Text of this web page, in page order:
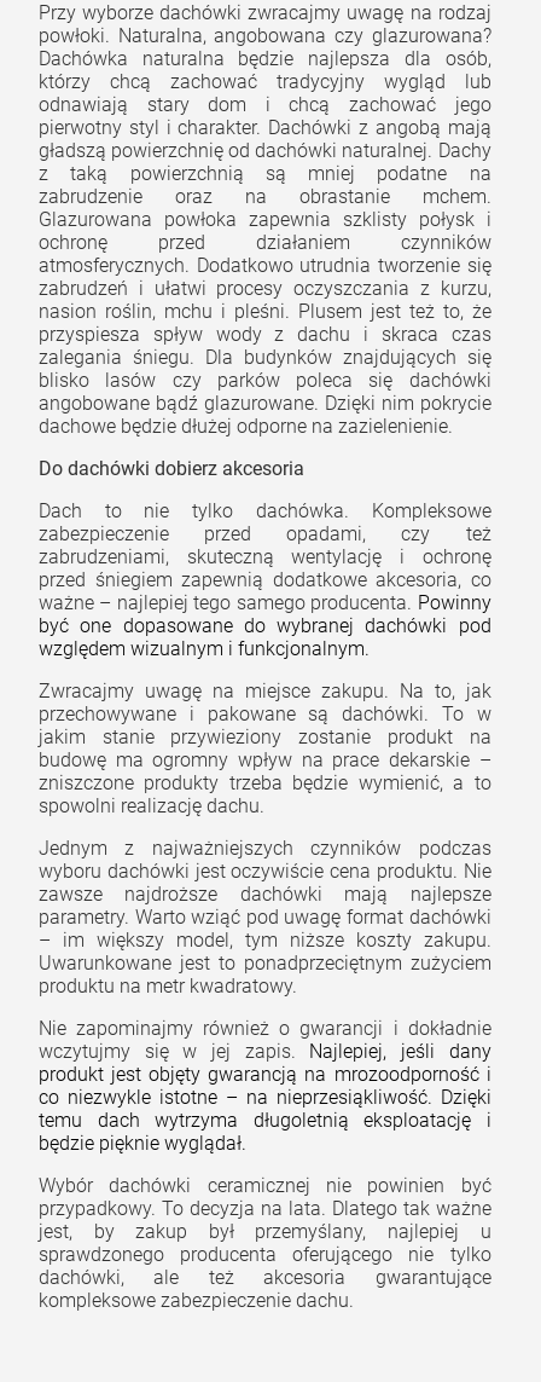
Przy wyborze dachówki zwracajmy uwagę na rodzaj
powłoki. Naturalna, angobowana czy glazurowana?
Dachówka naturalna będzie najlepsza dla osób,
którzy chcą zachować tradycyjny wygląd lub
odnawiają stary dom i chcą zachować jego
pierwotny styl i charakter. Dachówki z angobą mają
gładszą powierzchnię od dachówki naturalnej. Dachy
z taką powierzchnią są mniej podatne na
zabrudzenie oraz na obrastanie mchem.
Glazurowana powłoka zapewnia szklisty połysk i
ochronę przed działaniem czynników
atmosferycznych. Dodatkowo utrudnia tworzenie się
zabrudzeń i ułatwi procesy oczyszczania z kurzu,
nasion roślin, mchu i pleśni. Plusem jest też to, że
przyspiesza spływ wody z dachu i skraca czas
zalegania śniegu. Dla budynków znajdujących się
blisko lasów czy parków poleca się dachówki
angobowane bądź glazurowane. Dzięki nim pokrycie
dachowe będzie dłużej odporne na zazielenienie.
Do dachówki dobierz akcesoria
Dach to nie tylko dachówka. Kompleksowe
zabezpieczenie przed opadami, czy też
zabrudzeniami, skuteczną wentylację i ochronę
przed śniegiem zapewnią dodatkowe akcesoria, co
ważne – najlepiej tego samego producenta. Powinny
być one dopasowane do wybranej dachówki pod
względem wizualnym i funkcjonalnym.
Zwracajmy uwagę na miejsce zakupu. Na to, jak
przechowywane i pakowane są dachówki. To w
jakim stanie przywieziony zostanie produkt na
budowę ma ogromny wpływ na prace dekarskie –
zniszczone produkty trzeba będzie wymienić, a to
spowolni realizację dachu.
Jednym z najważniejszych czynników podczas
wyboru dachówki jest oczywiście cena produktu. Nie
zawsze najdroższe dachówki mają najlepsze
parametry. Warto wziąć pod uwagę format dachówki
– im większy model, tym niższe koszty zakupu.
Uwarunkowane jest to ponadprzeciętnym zużyciem
produktu na metr kwadratowy.
Nie zapominajmy również o gwarancji i dokładnie
wczytujmy się w jej zapis. Najlepiej, jeśli dany
produkt jest objęty gwarancją na mrozoodporność i
co niezwykle istotne – na nieprzesiąkliwość. Dzięki
temu dach wytrzyma długoletnią eksploatację i
będzie pięknie wyglądał.
Wybór dachówki ceramicznej nie powinien być
przypadkowy. To decyzja na lata. Dlatego tak ważne
jest, by zakup był przemyślany, najlepiej u
sprawdzonego producenta oferującego nie tylko
dachówki, ale też akcesoria gwarantujące
kompleksowe zabezpieczenie dachu.